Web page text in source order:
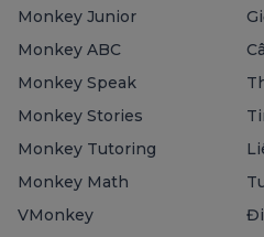
Monkey Junior
Monkey ABC
Monkey Speak
Monkey Stories
Monkey Tutoring
Monkey Math
VMonkey